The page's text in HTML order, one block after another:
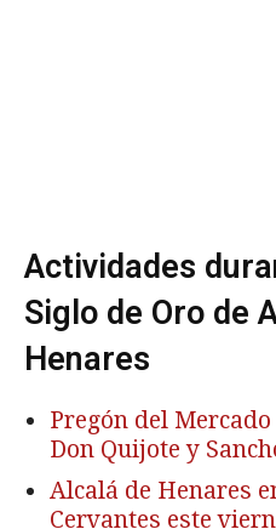
Actividades
Siglo de Oro de
Henares
Pregón del
Don Quijote y
Alcalá de Henares
Cervantes este